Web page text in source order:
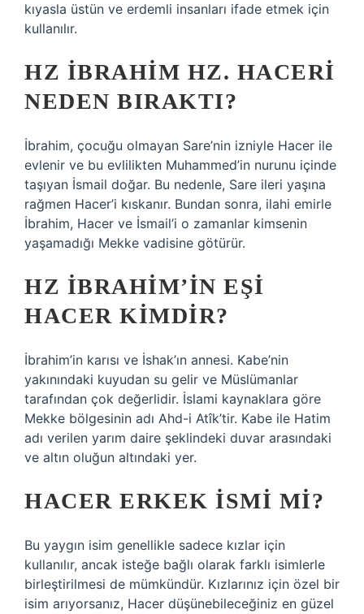
kıyasla üstün ve erdemli insanları ifade etmek için
kullanılır.
HZ İBRAHIM HZ. HACERI
NEDEN BIRAKTI?
İbrahim, çocuğu olmayan Sare’nin izniyle Hacer ile
evlenir ve bu evlilikten Muhammed’in nurunu içinde
taşıyan İsmail doğar. Bu nedenle, Sare ileri yaşına
rağmen Hacer’i kıskanır. Bundan sonra, ilahi emirle
İbrahim, Hacer ve İsmail’i o zamanlar kimsenin
yaşamadığı Mekke vadisine götürür.
HZ İBRAHIM’IN EŞI
HACER KIMDIR?
İbrahim’in karısı ve İshak’ın annesi. Kabe’nin
yakınındaki kuyudan su gelir ve Müslümanlar
tarafından çok değerlidir. İslami kaynaklara göre
Mekke bölgesinin adı Ahd-i Atîk’tir. Kabe ile Hatim
adı verilen yarım daire şeklindeki duvar arasındaki
ve altın oluğun altındaki yer.
HACER ERKEK ISMI MI?
Bu yaygın isim genellikle sadece kızlar için
kullanılır, ancak isteğe bağlı olarak farklı isimlerle
birleştirilmesi de mümkündür. Kızlarınız için özel bir
isim arıyorsanız, Hacer düşünebileceğiniz en güzel